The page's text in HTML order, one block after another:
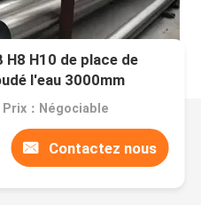
H8 H10 de place de
l'eau 3000mm
Prix：Négociable
Contactez nous